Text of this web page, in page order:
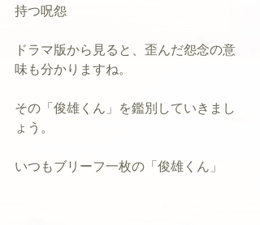
持つ呪怨
ドラマ版から見ると、歪んだ怨念の意
味も分かりますね。
その「俊雄くん」を鑑別していきまし
ょう。
いつもブリーフ一枚の「俊雄くん」